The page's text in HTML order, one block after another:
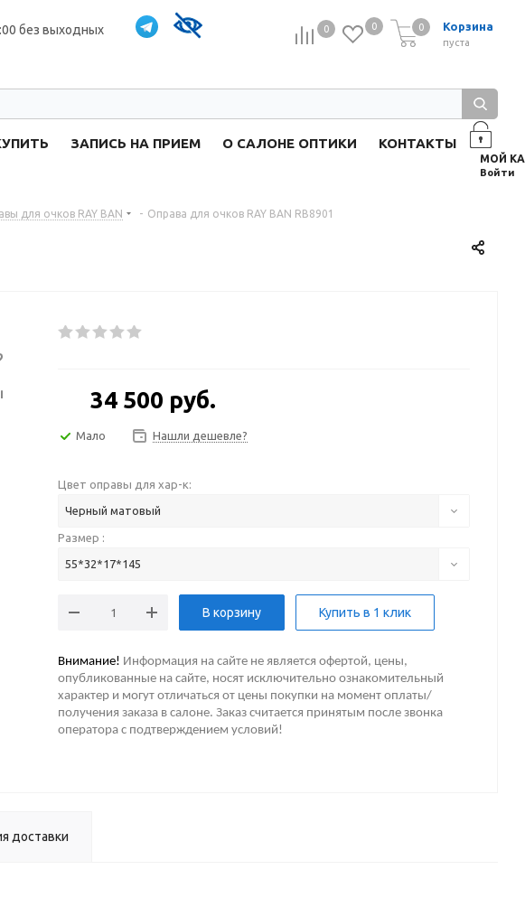
без выходных 0 0 Корзина
0
пуста
0
ЗАПИСЬ НА ПРИЕМ О САЛОНЕ ОПТИКИ КОНТАКТЫ
Войти
для очков RAY BAN - Оправа для очков RAY BAN RB8901
34 500 руб.
Мало Нашли дешевле?
Цвет оправы для хар-к:
Черный матовый
Размер :
55*32*17*145
В корзину Купить в 1 клик
Внимание! Информация на сайте не является офертой, цены,
опубликованные на сайте, носят исключительно ознакомительный
характер и могут отличаться от цены покупки на момент оплаты/
получения заказа в салоне. Заказ считается принятым после звонка
оператора с подтверждением условий!
доставки